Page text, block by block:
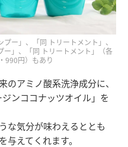
ー」、「同 トリートメント」、
ー」、「同 トリートメント」（各
990円）もあり
アミノ酸系洗浄成分に、
ンココナッツオイル」を
な気分が味わえるととも
えてくれます。